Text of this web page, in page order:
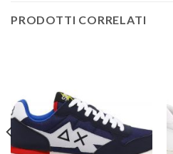
PRODOTTI CORRELATI